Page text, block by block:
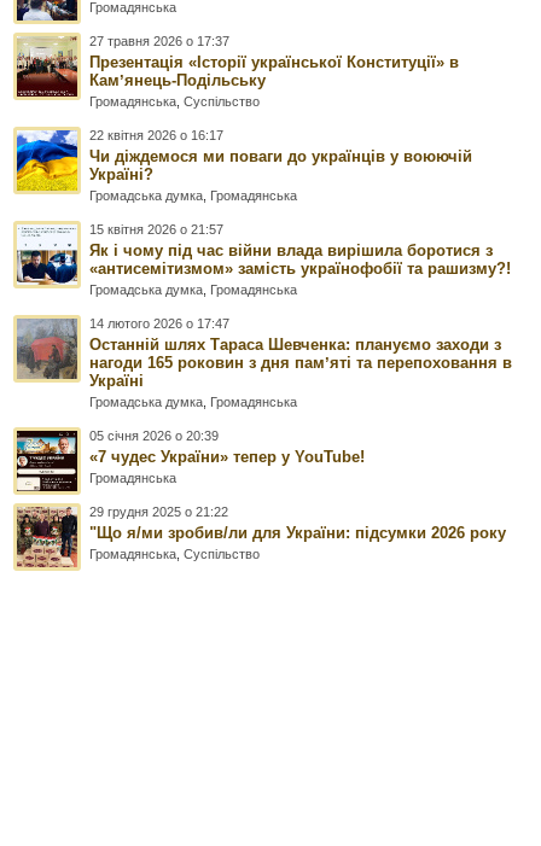
Громадянська
27 травня 2026 о 17:37
Презентація «Історії української Конституції» в
Камʼянець-Подільську
Громадянська ,Суспільство
22 квітня 2026 о 16:17
Чи діждемося ми поваги до українців у воюючій
Україні?
Громадська думка Громадянська
15 квітня 2026 о 21:57
Як і чому під час війни влада вирішила боротися з
«антисемітизмом» замість українофобії та рашизму?!
Громадська думка Громадянська
14 лютого 2026 о 17:47
Останній шлях Тараса Шевченка: плануємо заходи з
нагоди 165 роковин з дня памʼяті та перепоховання в
Україні
Громадська думка Громадянська
05 січня 2026 о 20:39
«7 чудес України» тепер у YouTube!
Громадянська
29 грудня 2025 о 21:22
"Що я/ми зробив/ли для України: підсумки 2026 року
Громадянська ,Суспільство